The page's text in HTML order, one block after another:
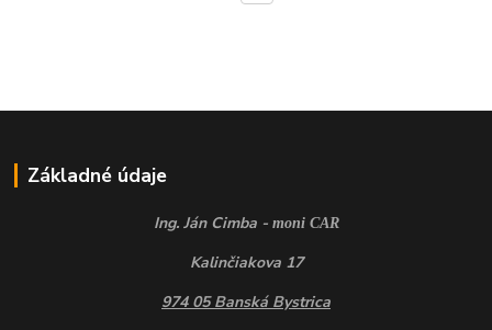
Základné údaje
Ing. Ján Cimba - moni CAR
Kalinčiakova 17
974 05 Banská Bystrica